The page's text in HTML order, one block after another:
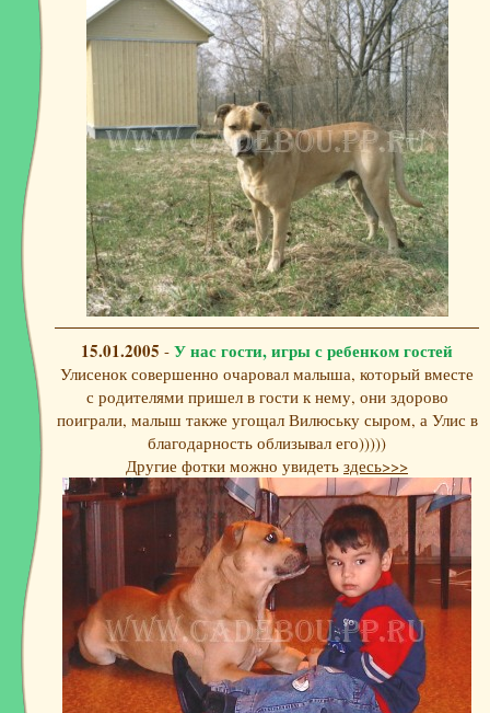
15.01.2005 - У нас гости, игры с ребенком гостей
Улисенок совершенно очаровал малыша, который вместе
с родителями пришел в гости к нему, они здорово
поиграли, малыш также угощал Вилюську сыром, а Улис в
благодарность облизывал его)))))
Другие фотки можно увидеть здесь>>>